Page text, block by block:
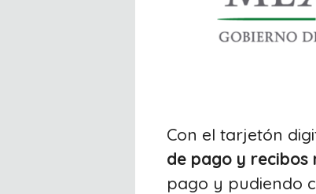
Con el tarjetón
de pago y recibos
pago y pudiendo